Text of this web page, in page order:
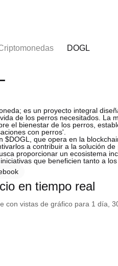
DOGL
es un proyecto integral
de los perros necesitados. La
el bienestar de los perros,
con perros'.
$DOGL, que opera en la
a contribuir a la solución
proporcionar un ecosistema
que beneficien tanto a
en tiempo real
con vistas de gráfico para 1 día,